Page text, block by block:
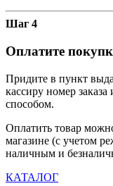
Шаг 4
Оплатите
Придите в пункт
кассиру номер
способом.
Оплатить товар
магазине (с учетом
наличным и
КАТАЛОГ